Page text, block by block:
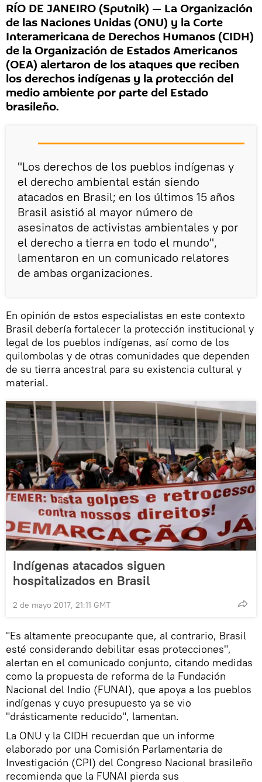
RÍO DE JANEIRO (Sputnik) — La Organización
de las Naciones Unidas (ONU) y la Corte
Interamericana de Derechos Humanos (CIDH)
de la Organización de Estados Americanos
(OEA) alertaron de los ataques que reciben
los derechos indígenas y la protección del
medio ambiente por parte del Estado
brasileño.
"Los derechos de los pueblos indígenas y
el derecho ambiental están siendo
atacados en Brasil; en los últimos 15 años
Brasil asistió al mayor número de
asesinatos de activistas ambientales y por
el derecho a tierra en todo el mundo",
lamentaron en un comunicado relatores
de ambas organizaciones.
En opinión de estos especialistas en este contexto
Brasil debería fortalecer la protección institucional y
legal de los pueblos indígenas, así como de los
quilombolas y de otras comunidades que dependen
de su tierra ancestral para su existencia cultural y
material.
Indígenas atacados siguen
hospitalizados en Brasil
2 de mayo 2017, 21:11 GMT
"Es altamente preocupante que, al contrario, Brasil
esté considerando debilitar esas protecciones",
alertan en el comunicado conjunto, citando medidas
como la propuesta de reforma de la Fundación
Nacional del Indio (FUNAI), que apoya a los pueblos
indígenas y cuyo presupuesto ya se vio
"drásticamente reducido", lamentan.
La ONU y la CIDH recuerdan que un informe
elaborado por una Comisión Parlamentaria de
Investigación (CPI) del Congreso Nacional brasileño
recomienda que la FUNAI pierda sus